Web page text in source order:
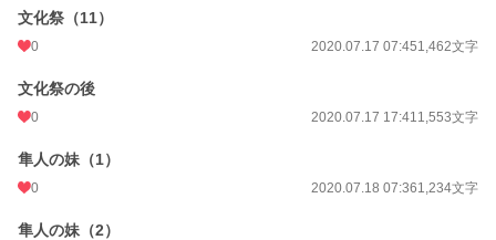
文化祭（11）
0 2020.07.17 07:451,462文字
文化祭の後
0 2020.07.17 17:411,553文字
隼人の妹（1）
0 2020.07.18 07:361,234文字
隼人の妹（2）